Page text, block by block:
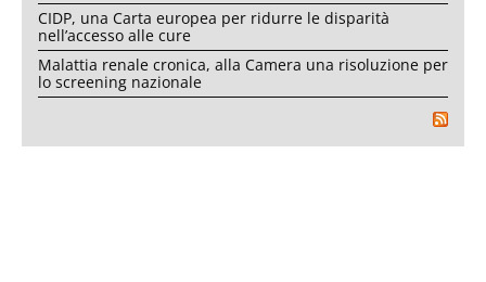
CIDP, una Carta europea per ridurre le disparità
nell’accesso alle cure
Malattia renale cronica, alla Camera una risoluzione per
lo screening nazionale